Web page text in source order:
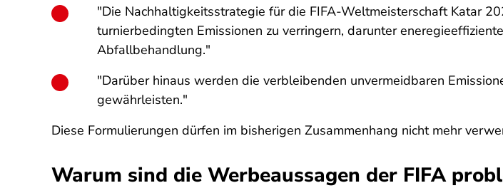
"Die Nachhaltigkeitsstrategie für die FIFA-Weltmeisterschaft Katar
turnierbedingten Emissionen zu verringern, darunter
Abfallbehandlung."
"Darüber hinaus werden die verbleibenden unvermeidbaren
gewährleisten."
Diese Formulierungen dürfen im bisherigen Zusammenhang nicht mehr
Warum sind die Werbeaussagen der FIFA